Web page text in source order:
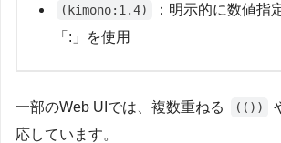
(kimono:1.4)
：明示的に数値指
「:」を使用
一部のWeb UIでは、複数重ねる (())
応しています。